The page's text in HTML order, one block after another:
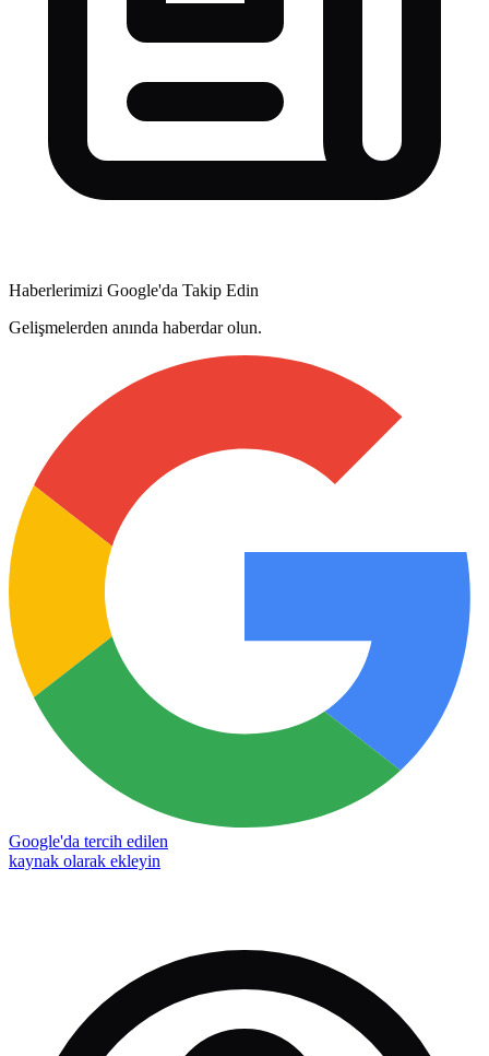
Haberlerimizi Google'da Takip Edin
Gelişmelerden anında haberdar olun.
Google'da tercih edilen
kaynak olarak ekleyin